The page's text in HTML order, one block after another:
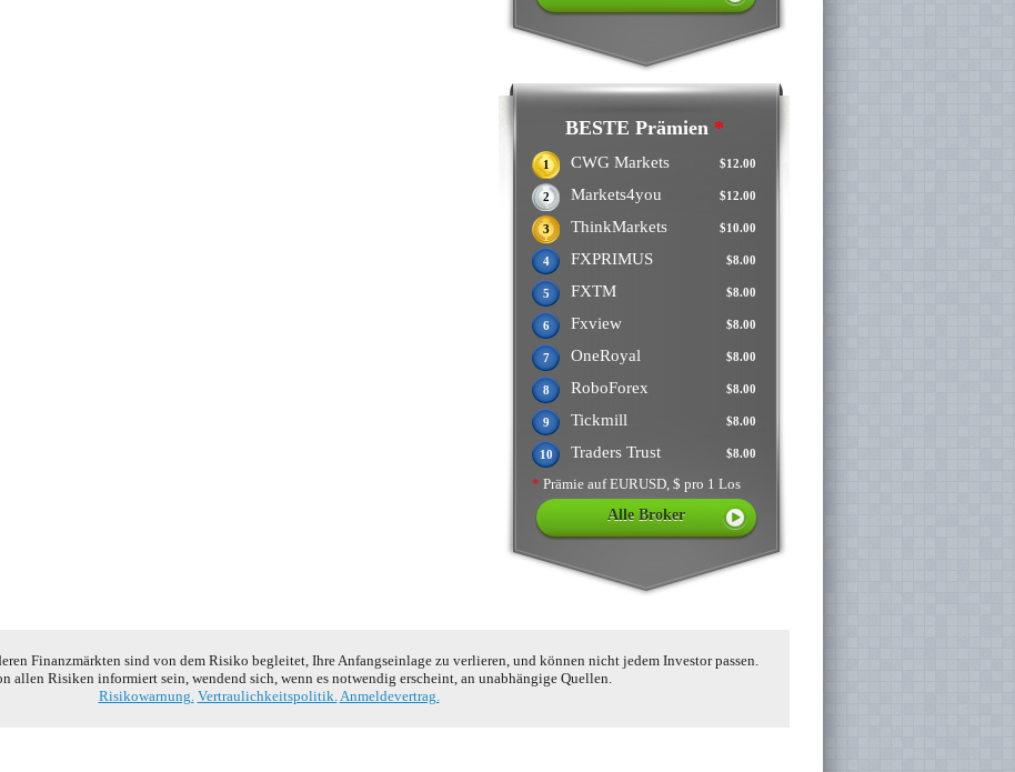
BESTE Prämien *
$12.00
1 CWG Markets
$12.00
2 Markets4you
$10.00
3 ThinkMarkets
$8.00
4 FXPRIMUS
$8.00
5 FXTM
$8.00
6 Fxview
$8.00
7 OneRoyal
$8.00
8 RoboForex
$8.00
9 Tickmill
$8.00
10 Traders Trust
* Prämie auf EURUSD, $ pro 1 Los
Alle Broker
Finanzmärkten sind von dem Risiko begleitet, Ihre Anfangseinlage zu verlieren, und können nicht jedem Investor passen.
allen Risiken informiert sein, wendend sich, wenn es notwendig erscheint, an unabhängige Quellen.
Risikowarnung. Vertraulichkeitspolitik.Anmeldevertrag.